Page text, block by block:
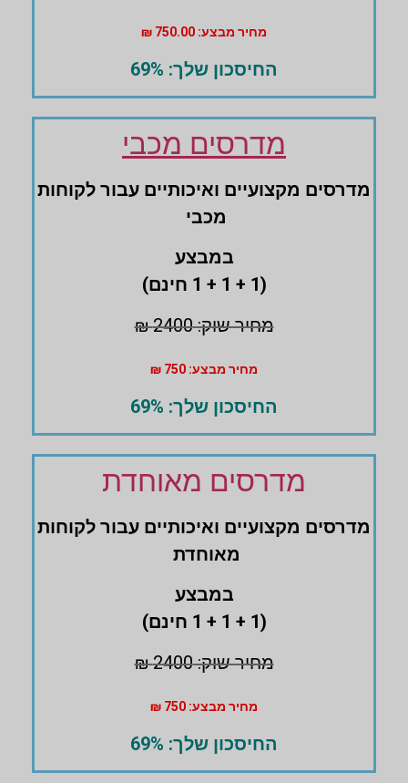
מחיר מבצע: 750.00 ₪
החיסכון שלך: 69%
מדרסים מכבי
מדרסים ‏מקצועיים ואיכותיים עבור לקוחות
מכבי
במבצע
(1 + 1 + 1 חינם)
מחיר שוק: 2400 ₪
מחיר מבצע: 750 ₪
החיסכון שלך: 69%
מדרסים מאוחדת
מדרסים ‏מקצועיים ואיכותיים עבור לקוחות
מאוחדת
במבצע
(1 + 1 + 1 חינם)
מחיר שוק: 2400 ₪
מחיר מבצע: 750 ₪
החיסכון שלך: 69%